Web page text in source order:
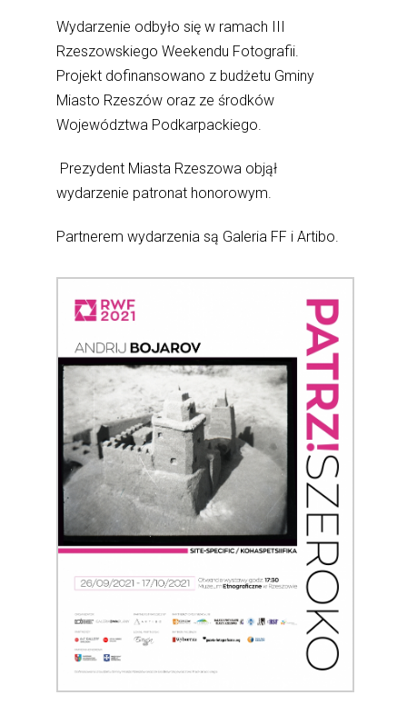
Wydarzenie odbyło się w ramach III
Rzeszowskiego Weekendu Fotografii.
Projekt dofinansowano z budżetu Gminy
Miasto Rzeszów oraz ze środków
Województwa Podkarpackiego.
Prezydent Miasta Rzeszowa objął
wydarzenie patronat honorowym.
Partnerem wydarzenia są Galeria FF i Artibo.